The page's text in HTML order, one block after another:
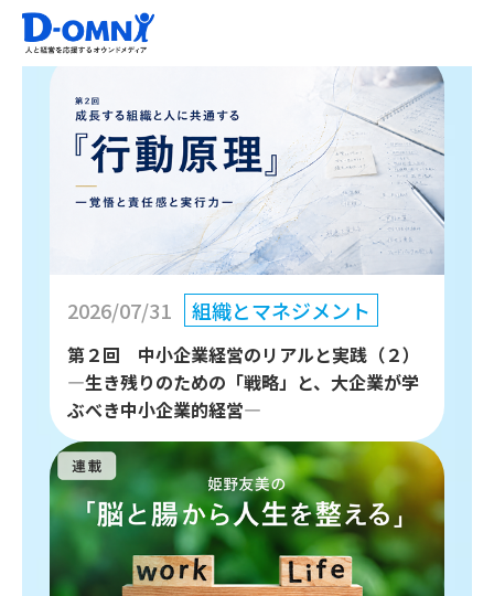
2026/07/31 組織とマネジメント
第２回 中小企業経営のリアルと実践（２）
―生き残りのための「戦略」と、大企業が学
ぶべき中小企業的経営―